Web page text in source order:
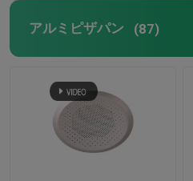
アルミピザパン (87)